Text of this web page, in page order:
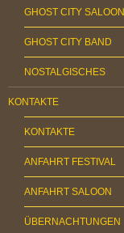
GHOST CITY SALOON
GHOST CITY BAND
NOSTALGISCHES
KONTAKTE
KONTAKTE
ANFAHRT FESTIVAL
ANFAHRT SALOON
ÜBERNACHTUNGEN